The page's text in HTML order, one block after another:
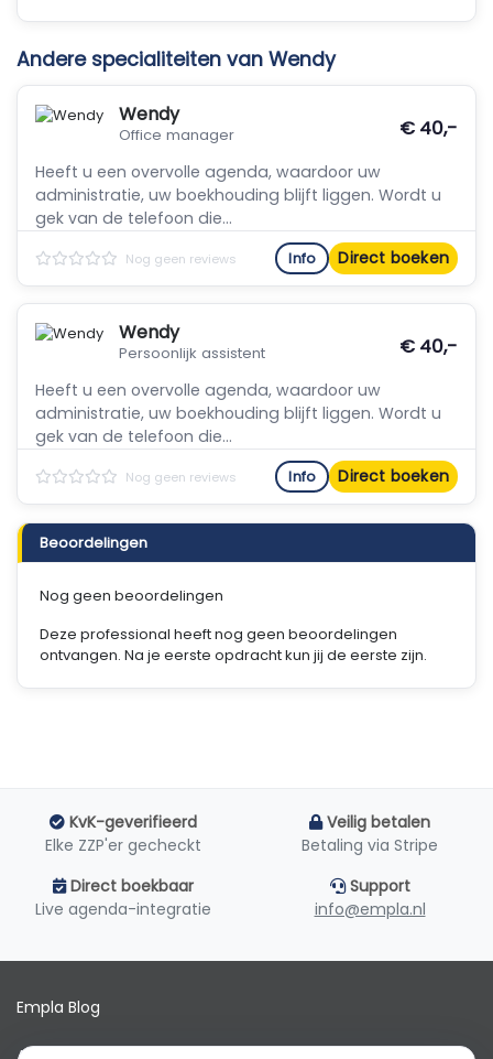
Andere specialiteiten van Wendy
Wendy
Office manager € 40,-
Heeft u een overvolle agenda, waardoor uw
administratie, uw boekhouding blijft liggen. Wordt u
gek van de telefoon die...
Nog geen reviews Info Direct boeken
Wendy
Persoonlijk assistent € 40,-
Heeft u een overvolle agenda, waardoor uw
administratie, uw boekhouding blijft liggen. Wordt u
gek van de telefoon die...
Nog geen reviews Info Direct boeken
Beoordelingen
Nog geen beoordelingen
Deze professional heeft nog geen beoordelingen
ontvangen. Na je eerste opdracht kun jij de eerste zijn.
KvK-geverifieerd
Elke ZZP'er gecheckt
Veilig betalen
Betaling via Stripe
Direct boekbaar
Live agenda-integratie
Support
info@empla.nl
Empla Blog